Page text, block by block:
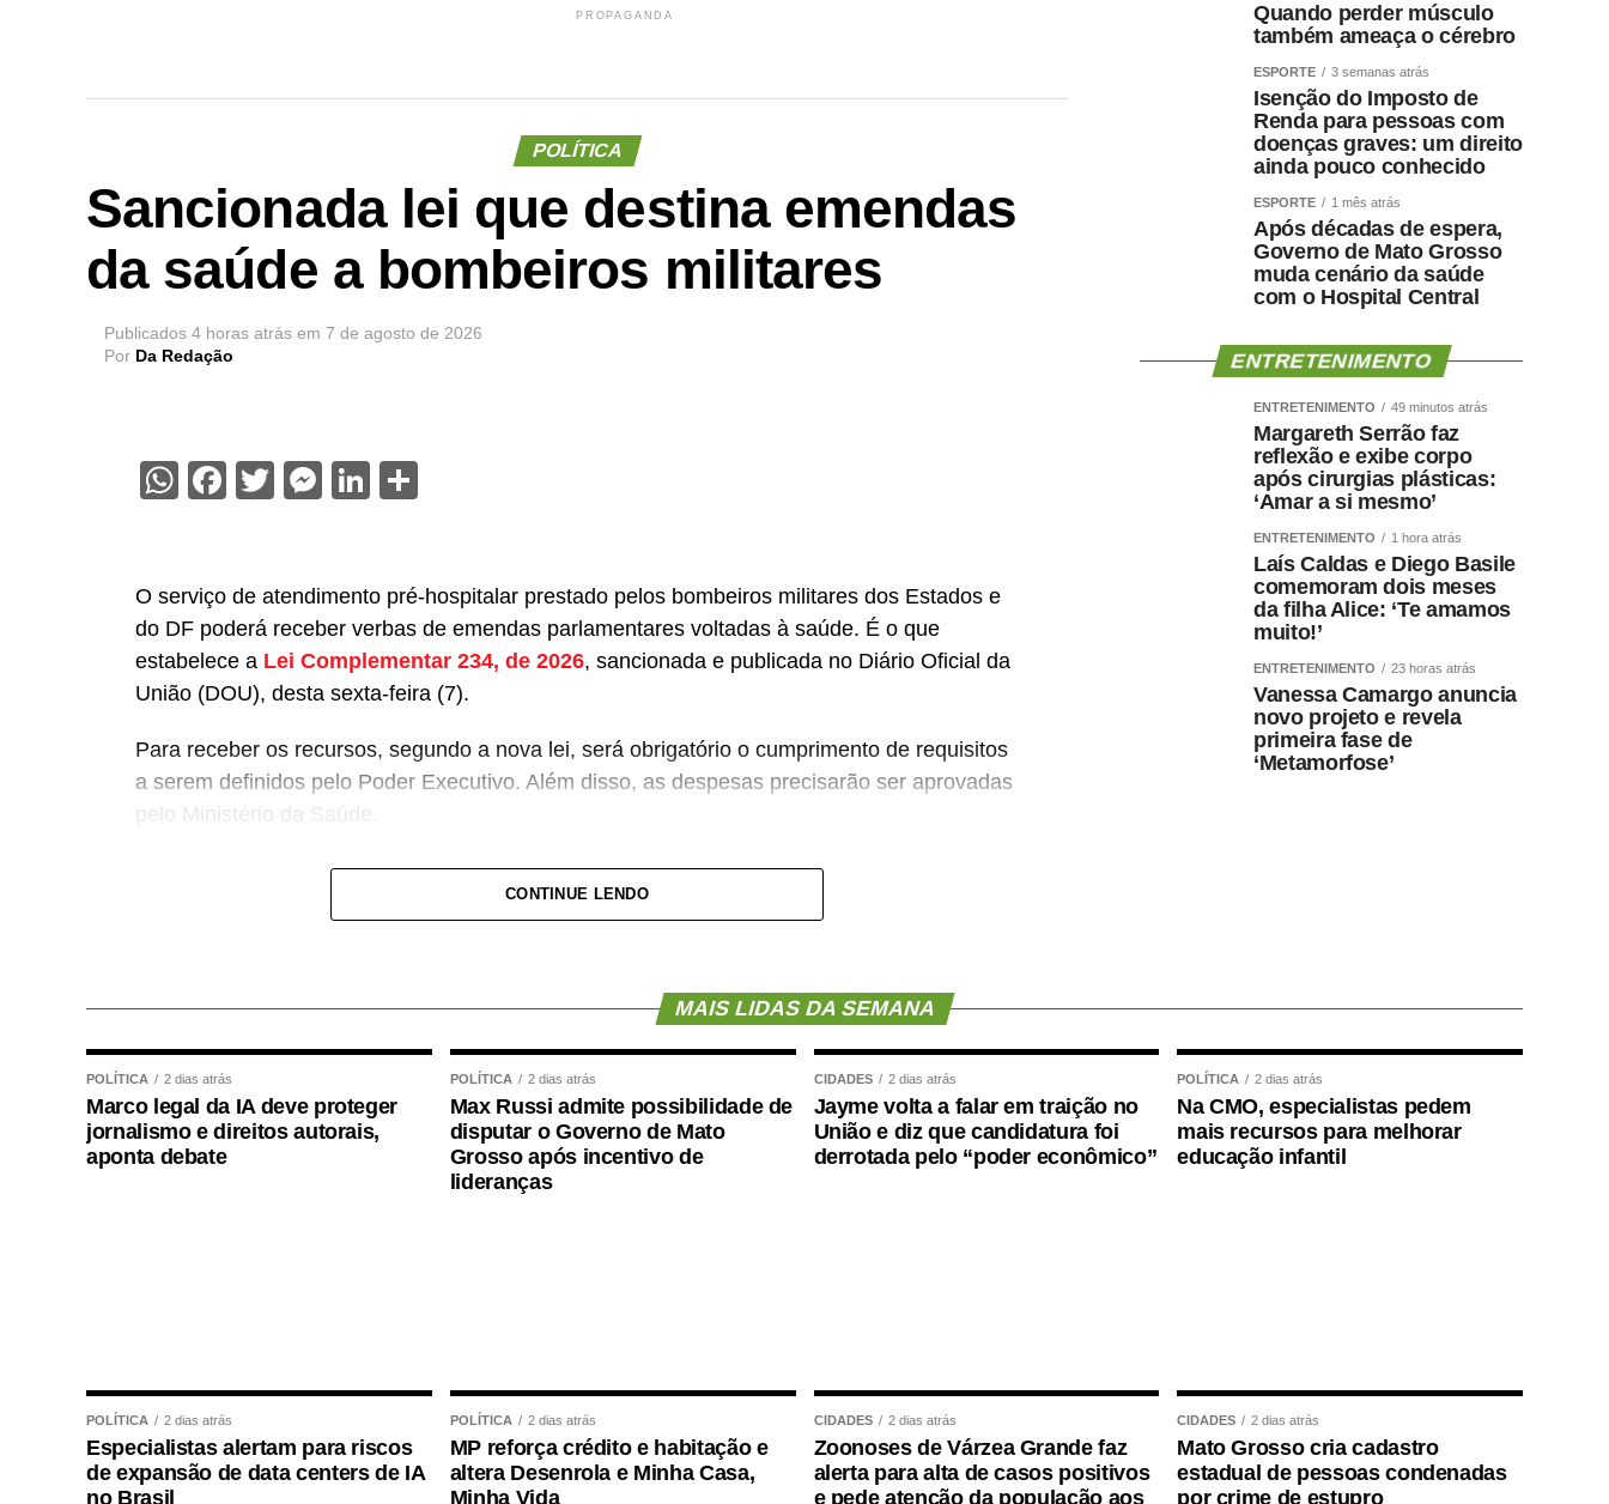
PROPAGANDA
POLÍTICA
Sancionada lei que destina emendas
da saúde a bombeiros militares
Publicados 4 horas atrás em 7 de agosto de 2026
Por Da Redação
WhatsApp
Facebook
Twitter
Messenger
LinkedIn
O serviço de atendimento pré-hospitalar prestado pelos bombeiros militares dos Estados e
do DF poderá receber verbas de emendas parlamentares voltadas à saúde. É o que
estabelece a Lei Complementar 234, de 2026, sancionada e publicada no Diário Oficial da
União (DOU), desta sexta-feira (7).
Para receber os recursos, segundo a nova lei, será obrigatório o cumprimento de requisitos
a serem definidos pelo Poder Executivo. Além disso, as despesas precisarão ser aprovadas
pelo Ministério da Saúde.
A lei proíbe o uso dessas emendas para pagamento de salários ou de aposentadorias de
bombeiros militares, assim como para qualquer custeio ou investimento que não seja
Projeto de Lei Complementar (PLP) 18/2021, de autoria do deputado
aprovada no Senado em julhodeste ano, com
parecer favorável do senador Nelsinho Trad (PSD-MS).
Agência Senado (Reprodução autorizada mediante citação da Agência Senado)
Fonte:Agência Senado
WhatsApp
Facebook
Twitter
Messenger
LinkedIn
Share
CONTINUE LENDO
Quando perder músculo
também ameaça o cérebro
ESPORTE 3 semanas atrás
Isenção do Imposto de
Renda para pessoas com
doenças graves: um direito
ainda pouco conhecido
ESPORTE 1 mês atrás
Após décadas de espera,
Governo de Mato Grosso
muda cenário da saúde
com o Hospital Central
ENTRETENIMENTO
ENTRETENIMENTO 49 minutos atrás
Margareth Serrão faz
reflexão e exibe corpo
após cirurgias plásticas:
‘Amar a si mesmo’
ENTRETENIMENTO 1 hora atrás
Laís Caldas e Diego Basile
comemoram dois meses
da filha Alice: ‘Te amamos
muito!’
ENTRETENIMENTO 23 horas atrás
Vanessa Camargo anuncia
novo projeto e revela
primeira fase de
‘Metamorfose’
MAIS LIDAS DA SEMANA
POLÍTICA 2 dias atrás
Marco legal da IA deve proteger
jornalismo e direitos autorais,
aponta debate
POLÍTICA 2 dias atrás
Max Russi admite possibilidade de
disputar o Governo de Mato
Grosso após incentivo de
lideranças
CIDADES 2 dias atrás
Jayme volta a falar em traição no
União e diz que candidatura foi
derrotada pelo “poder econômico”
POLÍTICA 2 dias atrás
Na CMO, especialistas pedem
mais recursos para melhorar
educação infantil
POLÍTICA 2 dias atrás
Especialistas alertam para riscos
de expansão de data centers de IA
no Brasil
POLÍTICA 2 dias atrás
MP reforça crédito e habitação e
altera Desenrola e Minha Casa,
Minha Vida
CIDADES 2 dias atrás
Zoonoses de Várzea Grande faz
alerta para alta de casos positivos
e pede atenção da população aos
CIDADES 2 dias atrás
Mato Grosso cria cadastro
estadual de pessoas condenadas
por crime de estupro